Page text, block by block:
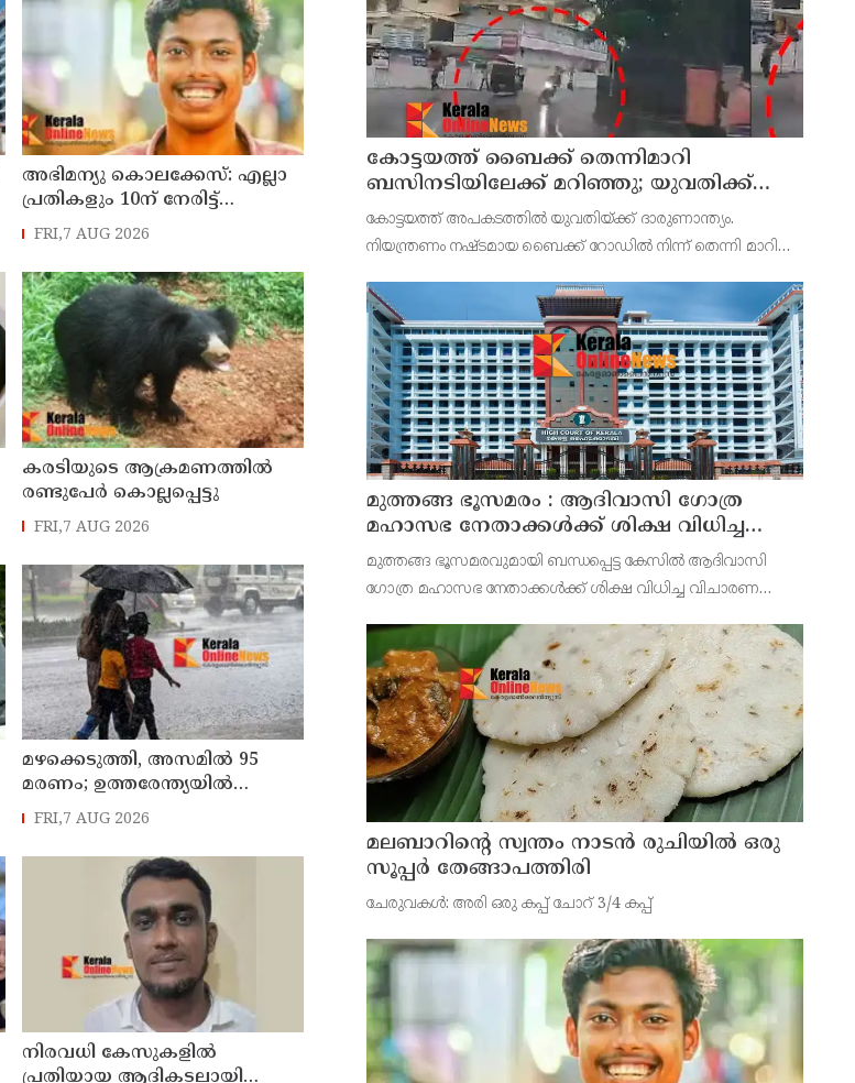
അഭിമന്യു കൊലക്കേസ്: എല്ലാ
പ്രതികളും 10ന്‌ നേരിട്ട്‌
ഹാജരാകണമെന്ന്‌ കർശന
FRI,7 AUG 2026
കരടിയുടെ ആക്രമണത്തിൽ
രണ്ടുപേർ കൊല്ലപ്പെട്ടു
FRI,7 AUG 2026
മഴക്കെടുത്തി, അസമിൽ 95
മരണം; ഉത്തരേന്ത്യയില്‍
കനത്ത മഴ മുന്നറിയിപ്പ്
FRI,7 AUG 2026
നിരവധി കേസുകളിൽ
പ്രതിയായ ആദികടലായി
കോട്ടയത്ത്‌ ബൈക്ക് തെന്നിമാറി
ബസിനടിയിലേക്ക് മറിഞ്ഞു; യുവതിക്ക്
ദാരുണാന്ത്യം
കോട്ടയത്ത് അപകടത്തില്‍ യുവതിയ്ക്ക് ദാരുണാന്ത്യം.
നിയന്ത്രണം നഷ്ടമായ ബൈക്ക് റോഡില്‍ നിന്ന് തെന്നി മാറി
മുത്തങ്ങ ഭൂസമരം : ആദിവാസി ഗോത്ര
മഹാസഭ നേതാക്കൾക്ക് ശിക്ഷ വിധിച്ച
വിചാരണ കോടതി ഉത്തരവ് സൂക്ഷ്മ
പരിശോധനക്ക് വിധേയമാക്കേണ്ടതുണ്ടെന്ന്
ഹൈകോടതി
മുത്തങ്ങ ഭൂസമരവുമായി ബന്ധപ്പെട്ട കേസിൽ ആദിവാസി
ഗോത്ര മഹാസഭ നേതാക്കൾക്ക് ശിക്ഷ വിധിച്ച വിചാരണ
വിധേയമാക്കേണ്ടതുണ്ടെന്ന് ഹൈകോടതി. കോടതിയുടെ ഓരോ
നിരീക്ഷണവും പരിശോധിക്കേണ
മലബാറിന്റെ സ്വന്തം നാടൻ രുചിയിൽ ഒരു
സൂപ്പർ തേങ്ങാപത്തിരി
ചേരുവകള്‍: അരി ഒരു കപ്പ് ചോറ് 3/4 കപ്പ്